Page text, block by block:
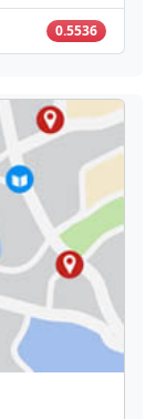
0.5536